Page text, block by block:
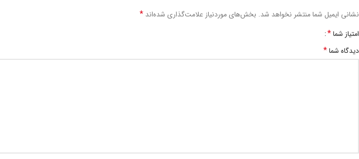
نشانی ایمیل شما منتشر نخواهد شد. بخش‌های موردنیاز علامت‌گذاری شده‌اند *
امتیاز شما*
دیدگاه شما*